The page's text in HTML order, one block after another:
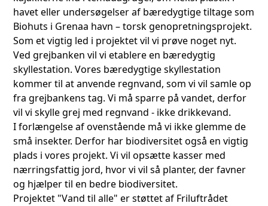
havet eller undersøgelser af bæredygtige tiltage som
Biohuts i Grenaa havn – torsk genopretningsprojekt.
Som et vigtig led i projektet vil vi prøve noget nyt.
Ved grejbanken vil vi etablere en bæredygtig
skyllestation. Vores bæredygtige skyllestation
kommer til at anvende regnvand, som vi vil samle op
fra grejbankens tag. Vi må sparre på vandet, derfor
vil vi skylle grej med regnvand - ikke drikkevand.
I forlængelse af ovenstående må vi ikke glemme de
små insekter. Derfor har biodiversitet også en vigtig
plads i vores projekt. Vi vil opsætte kasser med
nærringsfattig jord, hvor vi vil så planter, der favner
og hjælper til en bedre biodiversitet.
Projektet "Vand til alle" er støttet af Friluftrådet